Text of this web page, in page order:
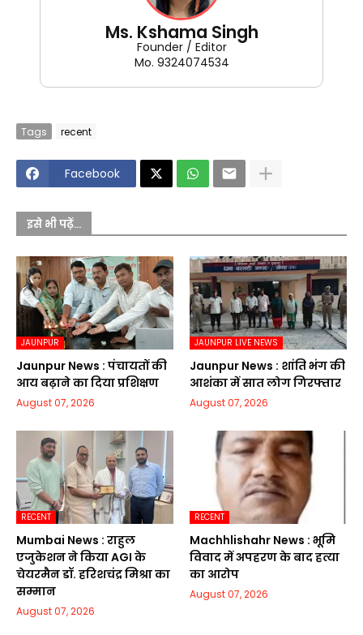
Ms. Kshama Singh
Founder / Editor
Mo. 9324074534
Tags recent
Facebook
इसे भी पढ़ें...
JAUNPUR
Jaunpur News : पंचायतों की
आय बढ़ाने का दिया प्रशिक्षण
August 07, 2026
JAUNPUR LIVE NEWS
Jaunpur News : शांति भंग की
आशंका में सात लोग गिरफ्तार
August 07, 2026
RECENT
Mumbai News : राहुल
एजुकेशन ने किया AGI के
चेयरमैन डॉ. हरिशचंद्र मिश्रा का
सम्मान
August 07, 2026
RECENT
Machhlishahr News : भूमि
विवाद में अपहरण के बाद हत्या
का आरोप
August 07, 2026